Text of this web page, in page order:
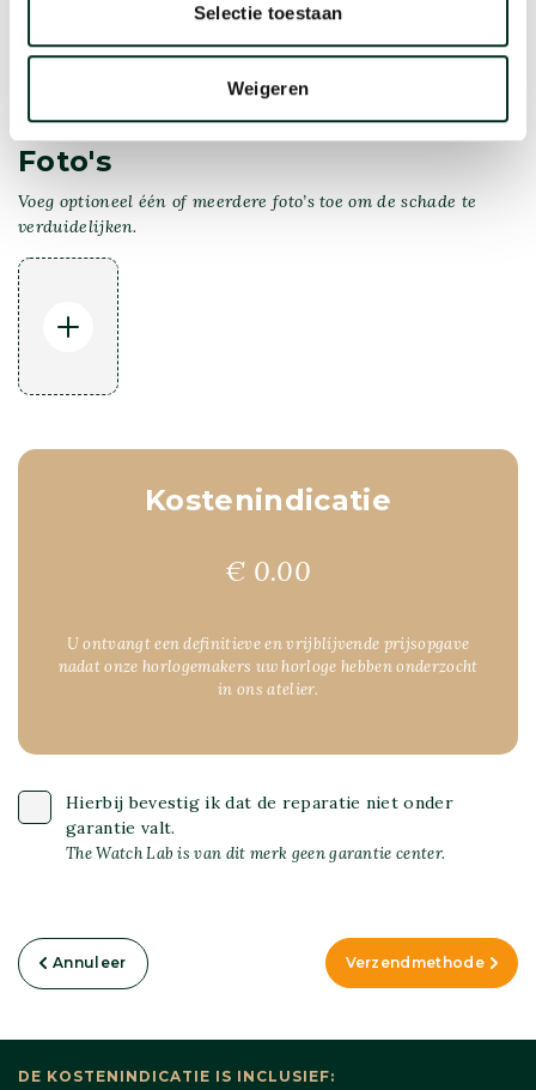
Selectie toestaan
Weigeren
Foto's
Voeg optioneel één of meerdere foto’s toe om de schade te
verduidelijken.
Kostenindicatie
€ 0.00
U ontvangt een definitieve en vrijblijvende prijsopgave
nadat onze horlogemakers uw horloge hebben onderzocht
in ons atelier.
Hierbij bevestig ik dat de reparatie niet onder
garantie valt.
The Watch Lab is van dit merk geen garantie center.
Annuleer Verzendmethode
DE KOSTENINDICATIE IS INCLUSIEF: